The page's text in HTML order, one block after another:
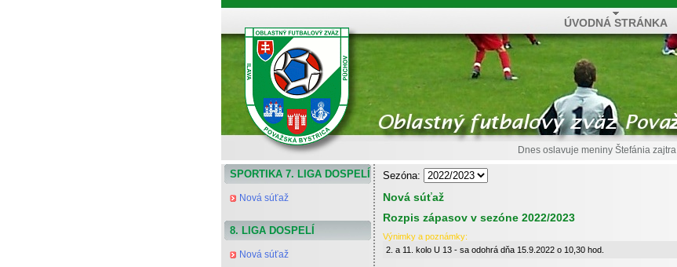
ÚVODNÁ STRÁNKA
Dnes oslavuje meniny Štefánia zajtra
SPORTIKA 7. LIGA DOSPELÍ
Nová súťaž
8. LIGA DOSPELÍ
Nová súťaž
Sezóna:
Nová súťaž
Rozpis zápasov v sezóne 2022/2023
Výnimky a poznámky:
2. a 11. kolo U 13 - sa odohrá dňa 15.9.2022 o 10,30 hod.